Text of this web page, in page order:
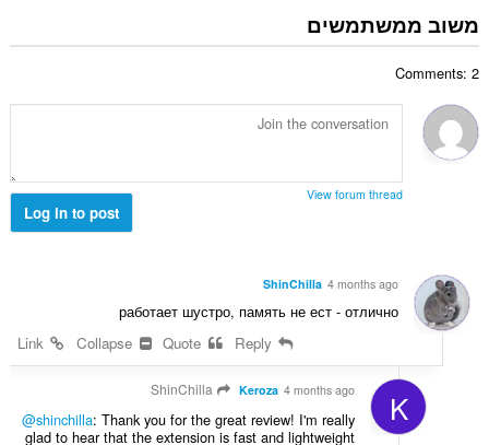
ו
ג
:
ר
ר
ו
ם
משוב ממשתמשים
Comments: 2
View forum thread
Log in to post
ShinChilla 4 months ago
работает шустро, память не ест - отлично
K
Keroza 4 months ago
@shinchilla: Thank you for the great review! I'm really
glad to hear that the extension is fast and lightweight